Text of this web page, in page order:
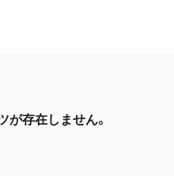
が存在しません。